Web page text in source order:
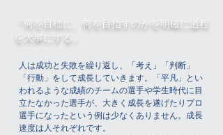
​『何を目標に、何を目指すのかを明確に過程
を大事にする』
人は成功と失敗を繰り返し、「考え」「判断」
「行動」をして成長していきます。「平凡」とい
われるような成績のチームの選手や学生時代に目
立たなかった選手が、大きく成長を遂げたりプロ
選手になったという例は少なくありません。成長
速度は人それぞれです。